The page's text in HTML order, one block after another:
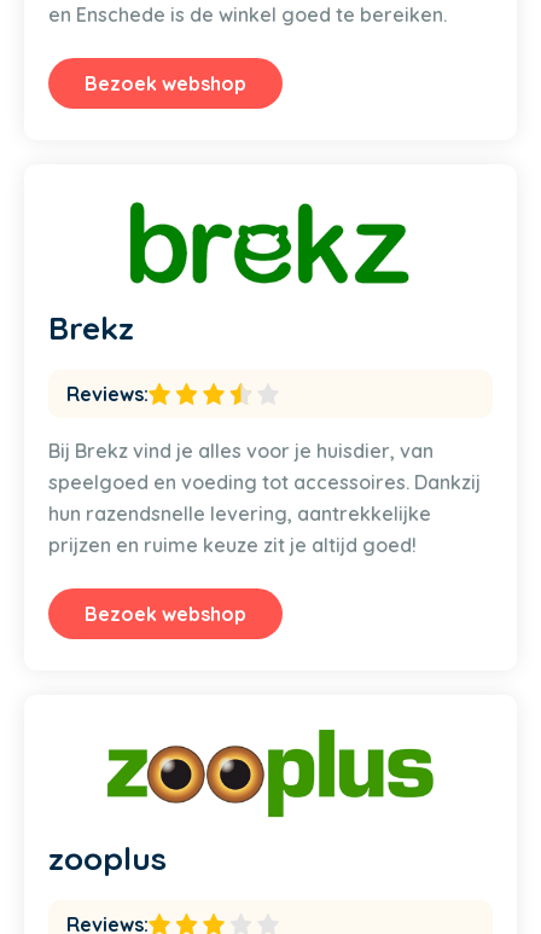
en Enschede is de winkel goed te bereiken.
Bezoek webshop
Brekz
Reviews:
Bij Brekz vind je alles voor je huisdier, van
speelgoed en voeding tot accessoires. Dankzij
hun razendsnelle levering, aantrekkelijke
prijzen en ruime keuze zit je altijd goed!
Bezoek webshop
zooplus
Reviews: